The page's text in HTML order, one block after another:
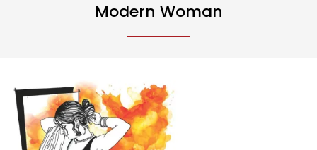
Modern Woman